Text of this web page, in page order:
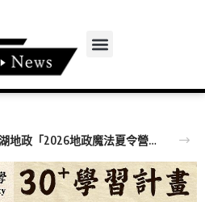
「地政原來這麼好玩！」溪湖地政「2026地政魔法夏令營」精彩落幕！